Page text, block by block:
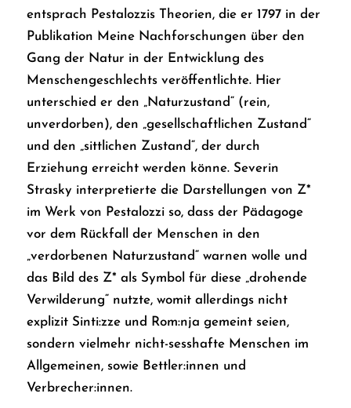
entsprach Pestalozzis Theorien, die er 1797 in der
Publikation Meine Nachforschungen über den
Gang der Natur in der Entwicklung des
Menschengeschlechtsveröffentlichte. Hier
unterschied er den „Naturzustand“ (rein,
unverdorben), den „gesellschaftlichen Zustand“
und den „sittlichen Zustand“, der durch
Erziehung erreicht werden könne. Severin
Strasky interpretierte die Darstellungen von Z*
im Werk von Pestalozzi so, dass der Pädagoge
vor dem Rückfall der Menschen in den
„verdorbenen Naturzustand“ warnen wolle und
das Bild des Z* als Symbol für diese „drohende
Verwilderung“ nutzte, womit allerdings nicht
explizit Sinti:zze und Rom:nja gemeint seien,
sondern vielmehr nicht-sesshafte Menschen im
Allgemeinen, sowie Bettler:innen und
Verbrecher:innen.